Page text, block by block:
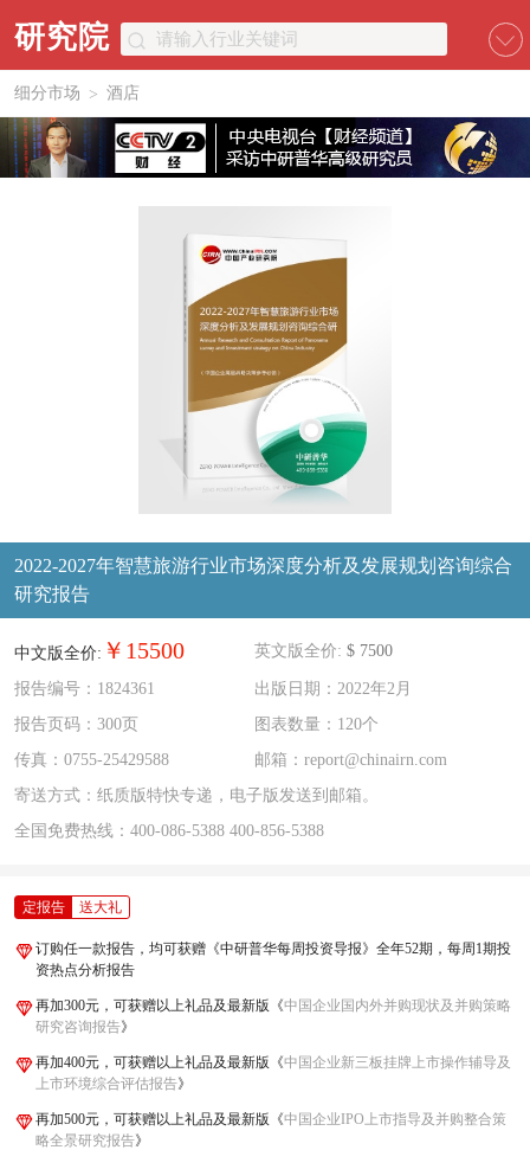
研究院
细分市场 > 酒店
2022-2027年智慧旅游行业市场深度分析及发展规划咨询综合
研究报告
中文版全价: ￥15500 英文版全价: $ 7500
报告编号：1824361
出版日期：2022年2月
报告页码：300页
图表数量：120个
传真：0755-25429588
邮箱：report@chinairn.com
寄送方式：纸质版特快专递，电子版发送到邮箱。
全国免费热线： 400-086-5388 400-856-5388
定报告 送大礼
订购任一款报告，均可获赠《中研普华每周投资导报》全年52期，每周1期投
资热点分析报告
再加300元，可获赠以上礼品及最新版《中国企业国内外并购现状及并购策略
研究咨询报告》
再加400元，可获赠以上礼品及最新版《中国企业新三板挂牌上市操作辅导及
上市环境综合评估报告》
再加500元，可获赠以上礼品及最新版《中国企业IPO上市指导及并购整合策
略全景研究报告》